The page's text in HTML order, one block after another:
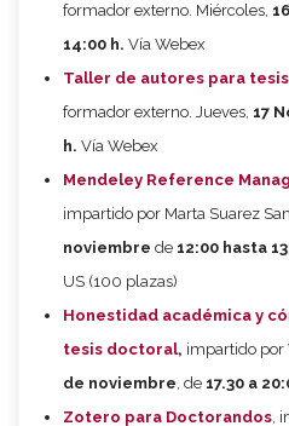
formador externo. Miércoles,
14:00 h. Vía Webex
Taller de autores para
formador externo. Jueves, 17
h. Vía Webex
Mendeley Reference
impartido por Marta Suarez
noviembre de 12:00 hasta
US (100 plazas)
Honestidad académica y
tesis doctoral, impartido por
de noviembre, de 17.30 a
Zotero para Doctorandos,